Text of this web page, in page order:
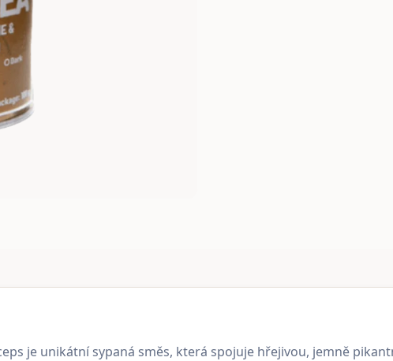
je unikátní sypaná směs, která spojuje hřejivou, jemně